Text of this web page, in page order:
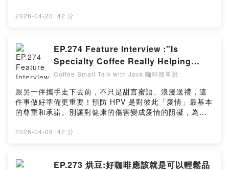
展現你對愛的承諾。男女1+1 主動防禦HPV(人類乳突病
免指定車牌、車型，用車前1小時投保，手機投保5分鐘新
安東京海上產險｜0800-369-168｜104台北市中山區南京
東路三段130號8-13樓—— 以上為 Firstory Podcast 廣
告 ——近期活動
https://linktr.ee/jack_wang_coffeeFollow Jack IG for
courses, events, and updates.4/17台北【科學化後製分
享會｜喝見風味是怎麼被做出來的】4/17台北【坎尼佛拉
（羅布斯塔）咖啡分享會｜重新理解另一種咖啡的可能
性】4/20 台北 給烘豆師的品種課：風味的起點來自風土基
課程進階班｜12/03~1204花蓮後製加工課程高階班 花蓮
2026-04-20 · 42 分
EP.274 Feature Interview :"Is
Specialty Coffee Really Helping
Producers? | Season 7
Coffee Small Talk with Jack 咖啡簡單說
跟另一伴攜手走下去前，不只是甜言蜜語、浪漫送禮，這
件事做好準備更重要！預防 HPV 是對彼此「愛情」最基本
的尊重和承諾。別讓對健康的傷害變成愛情的阻礙，為彼
展現你對愛的承諾。男女1+1 主動防禦HPV(人類乳突病
免指定車牌、車型，用車前1小時投保，手機投保5分鐘新
2026-04-06 · 42 分
EP.273 烘豆:好咖啡應該就是可以輕鬆品